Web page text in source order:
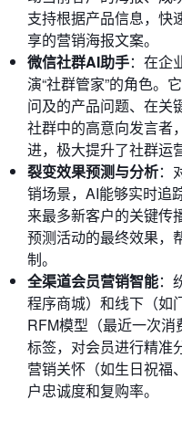
支持根据产品信息，快
享的营销海报文案。
微信社群AI助手：在企
演“社群管家”的角色。
问及的产品问题、在关
社群中的高意向发言者
进，极大提升了社群运
裂变效果预测与分析：
销场景，AI能够实时追
来最多新客户的关键传
预测活动的最终效果，
制。
全渠道会员营销智能：
程序商城）和线下（如
RFM模型（最近一次
标签，对会员进行精准
营销关怀（如生日祝福
户忠诚度和复购率。